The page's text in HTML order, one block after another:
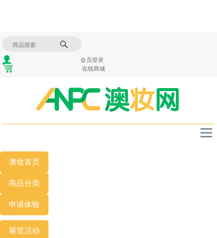
会员登录
在线商城
澳妆首页
商品分类
申请体验
展览活动